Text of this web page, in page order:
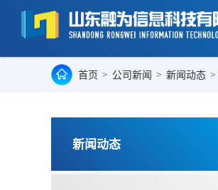
首页 > 公司新闻 > 新闻动态 >
新闻动态